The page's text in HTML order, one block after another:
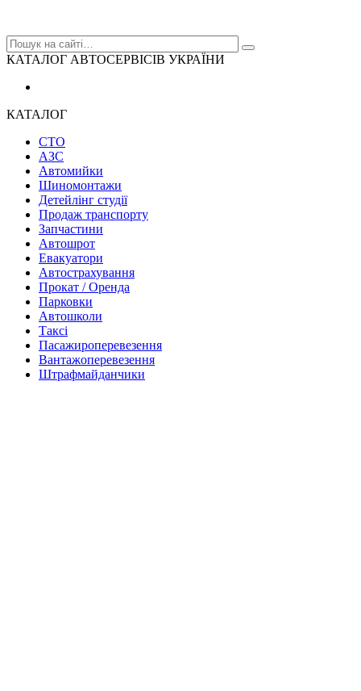
КАТАЛОГ АВТОСЕРВІСІВ УКРАЇНИ
КАТАЛОГ
СТО
АЗС
Автомийки
Шиномонтажи
Детейлінг студії
Продаж транспорту
Запчастини
Автошрот
Евакуатори
Автострахування
Прокат / Оренда
Парковки
Автошколи
Таксі
Пасажироперевезення
Вантажоперевезення
Штрафмайданчики